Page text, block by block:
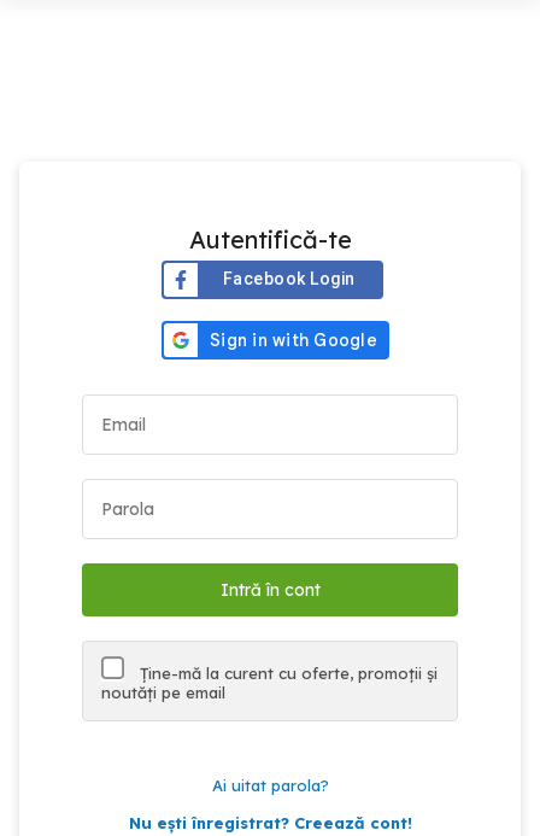
Autentifică-te
Facebook Login
Ține-mă la curent cu oferte, promoții și
noutăți pe email
Ai uitat parola?
Nu ești înregistrat? Creează cont!